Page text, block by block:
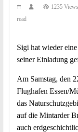
1235 Views
read
Sigi hat wieder
seiner Einladung
Am Samstag, den
Flughafen Essen/
das
auf die Mintarder
auch